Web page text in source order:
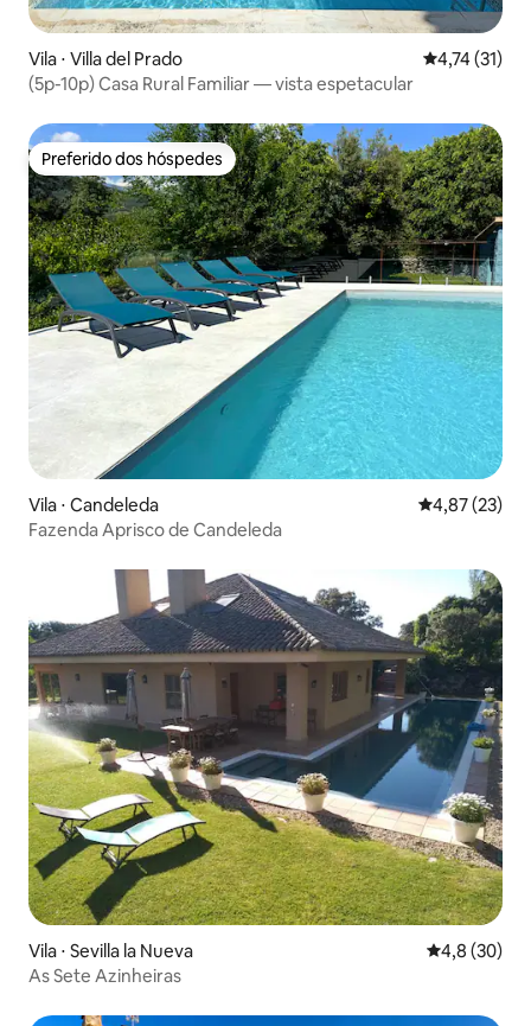
Vila ⋅ Villa del Prado 4,74 de uma
4,74 (31)
(5p-10p) Casa Rural Familiar — vista espetacular
Preferido dos hóspedes
Preferido dos hóspedes
Vila ⋅ Candeleda 4,87 de uma
4,87 (23)
Fazenda Aprisco de Candeleda
Vila ⋅ Sevilla la Nueva 4,8 de uma
4,8 (30)
As Sete Azinheiras